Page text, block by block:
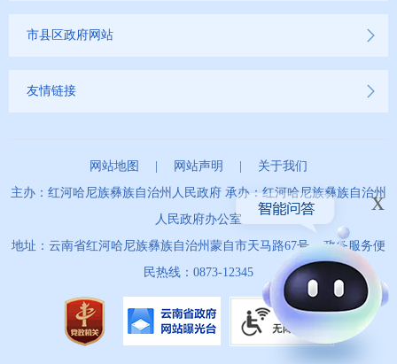
市县区政府网站
友情链接
网站地图 | 网站声明 | 关于我们
主办：红河哈尼族彝族自治州人民政府 承办：红河哈尼族彝族自治州
人民政府办公室
地址：云南省红河哈尼族彝族自治州蒙自市天马路67号 政务服务便
民热线：0873-12345
x